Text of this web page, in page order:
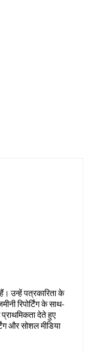
उन्हें पत्रकारिता के
रिपोर्टिंग के साथ-
देते हुए
और सोशल मीडिया